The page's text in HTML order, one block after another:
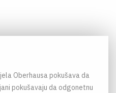
Oberhausa pokušava da
pokušavaju da odgonetnu